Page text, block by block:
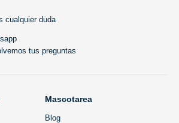
cualquier duda
tus preguntas
Mascotarea
Blog